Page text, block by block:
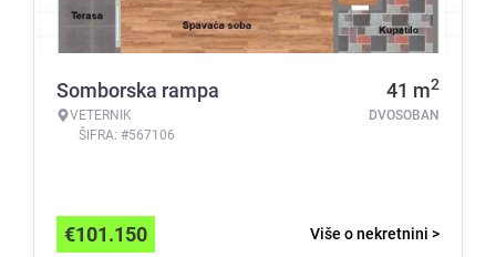
Somborska rampa
VETERNIK
ŠIFRA: #567106
41 m2
DVOSOBAN
Više o nekretnini >
€101.150